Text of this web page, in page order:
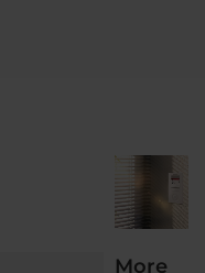
More